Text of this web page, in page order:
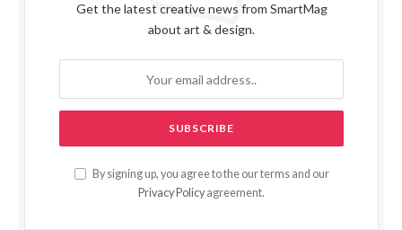
Get the latest creative news from SmartMag
about art & design.
By signing up, you agree to the our terms and our
Privacy Policy agreement.